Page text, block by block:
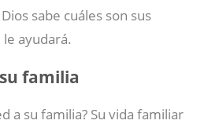
sabe cuáles son sus
le ayudará.
familia
a su familia? Su vida familiar